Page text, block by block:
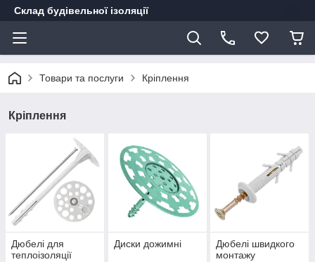
Склад будівельної ізоляції
Товари та послуги Кріплення
Кріплення
Дюбелі для
теплоізоляції
Диски дожимні
Дюбелі швидкого
монтажу